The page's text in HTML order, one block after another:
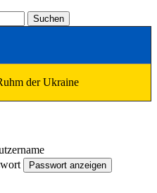
Suchen
der Ukraine
Passwort anzeigen